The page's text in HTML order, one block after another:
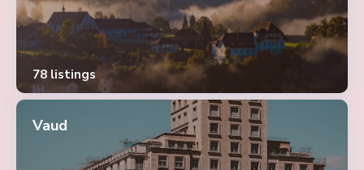
78 listings
Vaud